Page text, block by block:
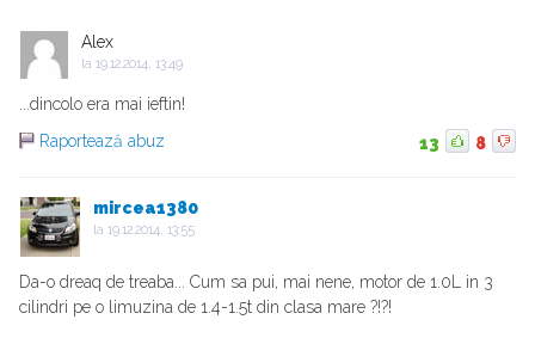
Alex
la 19.12.2014, 13:49
...dincolo era mai ieftin!
Raportează abuz
13 8
mircea1380
la 19.12.2014, 13:55
Da-o dreaq de treaba... Cum sa pui, mai nene, motor de 1.0L in 3
cilindri pe o limuzina de 1.4-1.5t din clasa mare ?!?!